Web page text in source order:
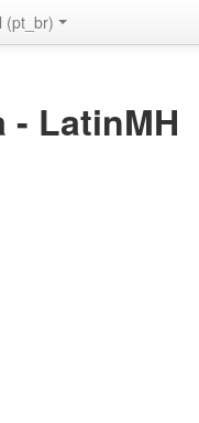
‎(pt_br)‎
LatinMH